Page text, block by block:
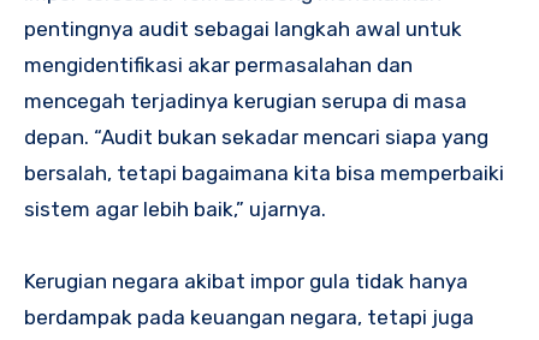
pentingnya audit sebagai langkah awal untuk
mengidentifikasi akar permasalahan dan
mencegah terjadinya kerugian serupa di masa
depan. “Audit bukan sekadar mencari siapa yang
bersalah, tetapi bagaimana kita bisa memperbaiki
sistem agar lebih baik,” ujarnya.
Kerugian negara akibat impor gula tidak hanya
berdampak pada keuangan negara, tetapi juga